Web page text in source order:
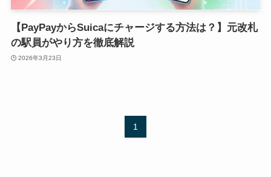
【PayPayからSuicaにチャージする方法は？】元改札
の駅員がやり方を徹底解説
2026年3月23日
1